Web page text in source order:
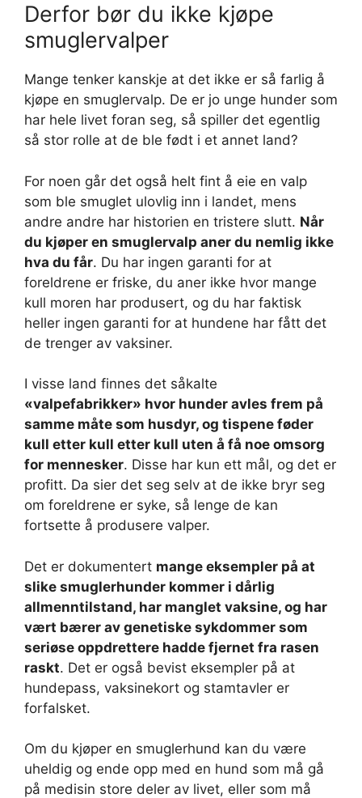
Derfor bør du ikke kjøpe
smuglervalper
Mange tenker kanskje at det ikke er så farlig å
kjøpe en smuglervalp. De er jo unge hunder som
har hele livet foran seg, så spiller det egentlig
så stor rolle at de ble født i et annet land?
For noen går det også helt fint å eie en valp
som ble smuglet ulovlig inn i landet, mens
andre andre har historien en tristere slutt. Når
du kjøper en smuglervalp aner du nemlig ikke
hva du får. Du har ingen garanti for at
foreldrene er friske, du aner ikke hvor mange
kull moren har produsert, og du har faktisk
heller ingen garanti for at hundene har fått det
de trenger av vaksiner.
I visse land finnes det såkalte
«valpefabrikker» hvor hunder avles frem på
samme måte som husdyr, og tispene føder
kull etter kull etter kull uten å få noe omsorg
for mennesker. Disse har kun ett mål, og det er
profitt. Da sier det seg selv at de ikke bryr seg
om foreldrene er syke, så lenge de kan
fortsette å produsere valper.
Det er dokumentert mange eksempler på at
slike smuglerhunder kommer i dårlig
allmenntilstand, har manglet vaksine, og har
vært bærer av genetiske sykdommer som
seriøse oppdrettere hadde fjernet fra rasen
raskt. Det er også bevist eksempler på at
hundepass, vaksinekort og stamtavler er
forfalsket.
Om du kjøper en smuglerhund kan du være
uheldig og ende opp med en hund som må gå
på medisin store deler av livet, eller som må